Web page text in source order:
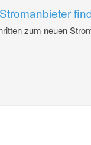
zum neuen